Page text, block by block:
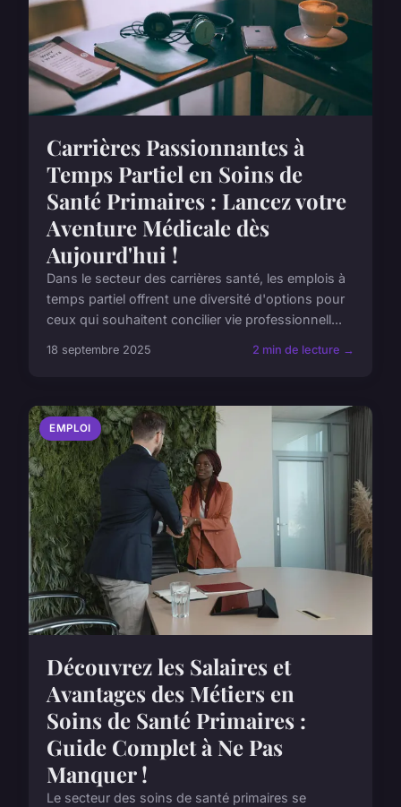
Carrières Passionnantes à
Temps Partiel en Soins de
Santé Primaires : Lancez votre
Aventure Médicale dès
Aujourd'hui !
Dans le secteur des carrières santé, les emplois à
temps partiel offrent une diversité d'options pour
ceux qui souhaitent concilier vie professionnell...
18 septembre 2025 2 min de lecture →
EMPLOI
Découvrez les Salaires et
Avantages des Métiers en
Soins de Santé Primaires :
Guide Complet à Ne Pas
Manquer !
Le secteur des soins de santé primaires se